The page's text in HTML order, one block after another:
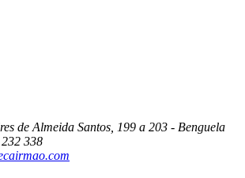
de Almeida Santos, 199 a 203 - Benguela
338